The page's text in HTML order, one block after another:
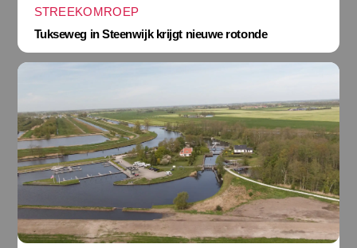
STREEKOMROEP
Tukseweg in Steenwijk krijgt nieuwe rotonde